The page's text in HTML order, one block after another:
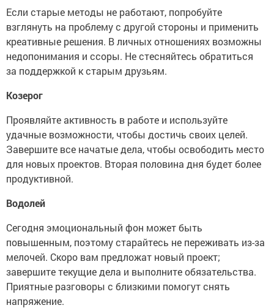
Если старые методы не работают, попробуйте
взглянуть на проблему с другой стороны и применить
креативные решения. В личных отношениях возможны
недопонимания и ссоры. Не стесняйтесь обратиться
за поддержкой к старым друзьям.
Козерог
Проявляйте активность в работе и используйте
удачные возможности, чтобы достичь своих целей.
Завершите все начатые дела, чтобы освободить место
для новых проектов. Вторая половина дня будет более
продуктивной.
Водолей
Сегодня эмоциональный фон может быть
повышенным, поэтому старайтесь не переживать из-за
мелочей. Скоро вам предложат новый проект;
завершите текущие дела и выполните обязательства.
Приятные разговоры с близкими помогут снять
напряжение.